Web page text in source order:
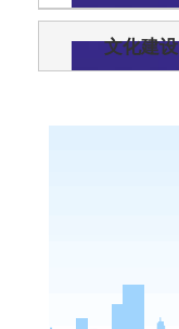
文化建设